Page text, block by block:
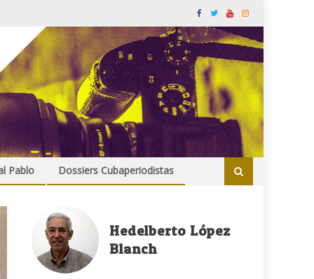
Pablo Dossiers Cubaperiodistas
Hedelberto López
Blanch